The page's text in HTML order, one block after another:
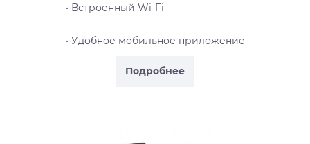
Подробнее
• Встроенный Wi-Fi
• Удобное мобильное приложение